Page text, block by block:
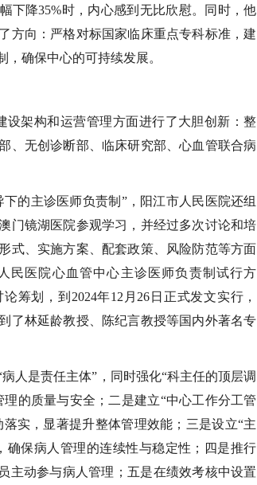
下降35%时，内心感到无比欣慰。同时，他
方向：严格对标国家临床重点专科标准，建
确保中心的可持续发展。
设架构和运营管理方面进行了大胆创新：整
、无创诊断部、临床研究部、心血管联合病
的主诊医师负责制”，阳江市人民医院还组
门镜湖医院参观学习，并经过多次讨论和培
式、实施方案、配套政策、风险防范等方面
民医院心血管中心主诊医师负责制试行方
筹划，到2024年12月26日正式发文实行，
了林延龄教授、陈纪言教授等国内外著名专
人是责任主体”，同时强化“科主任的顶层调
的质量与安全；二是建立“中心工作分工管
实，显著提升整体管理效能；三是设立“主
确保病人管理的连续性与稳定性；四是推行
主动参与病人管理；五是在绩效考核中设置